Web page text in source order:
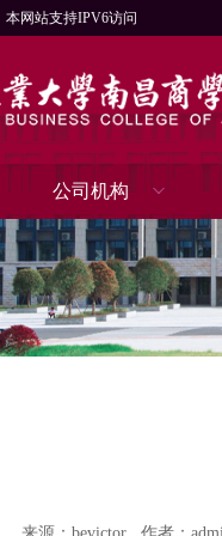
本网站支持IPV6访问
公司机构